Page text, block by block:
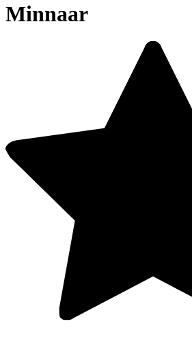
Minnaar